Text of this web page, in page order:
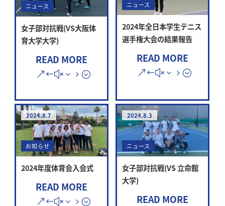
ニュース
女子部対抗戦(VS大阪体
育大学大学)
READ MORE
ニュース
2024年全日本学生テニス
選手権大会の結果報告
READ MORE
2024.8.7
お知らせ
2024年度体育会入会式
READ MORE
2024.8.3
ニュース
女子部対抗戦(VS 立命館
大学)
READ MORE